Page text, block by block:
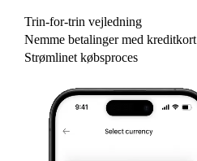
Trin-for-trin vejledning
Nemme betalinger med kreditkort
Strømlinet købsproces